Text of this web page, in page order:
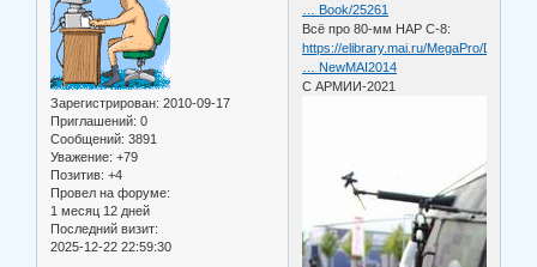
Зарегистрирован: 2010-09-17
Приглашений: 0
Сообщений: 3891
Уважение: +79
Позитив: +4
Провел на форуме:
1 месяц 12 дней
Последний визит:
2025-12-22 22:59:30
… Book/25261
Всё про 80-мм НАР С-8:
https://elibrary.mai.ru/MegaPro/Downloa
… NewMAI2014
С АРМИИ-2021